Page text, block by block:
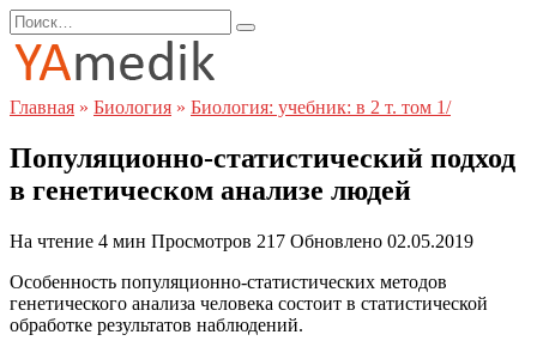
Перейти
к
содержанию
Search
for:
Главная » Биология » Биология: учебник: в 2 т. том 1/
Популяционно-статистический подход
в генетическом анализе людей
На чтение 4 мин Просмотров 217 Обновлено 02.05.2019
Особенность популяционно-статистических методов
генетического анализа человека состоит в статистической
обработке результатов наблюдений.